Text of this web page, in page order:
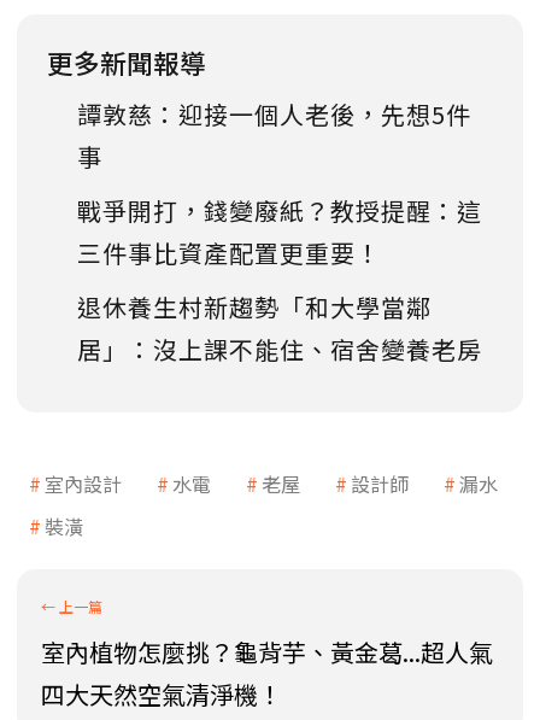
更多新聞報導
譚敦慈：迎接一個人老後，先想5件
事
戰爭開打，錢變廢紙？教授提醒：這
三件事比資產配置更重要！
退休養生村新趨勢「和大學當鄰
居」：沒上課不能住、宿舍變養老房
室內設計 水電 老屋 設計師
漏水
裝潢
室內植物怎麼挑？龜背芋、黃金葛...超人氣
四大天然空氣清淨機！